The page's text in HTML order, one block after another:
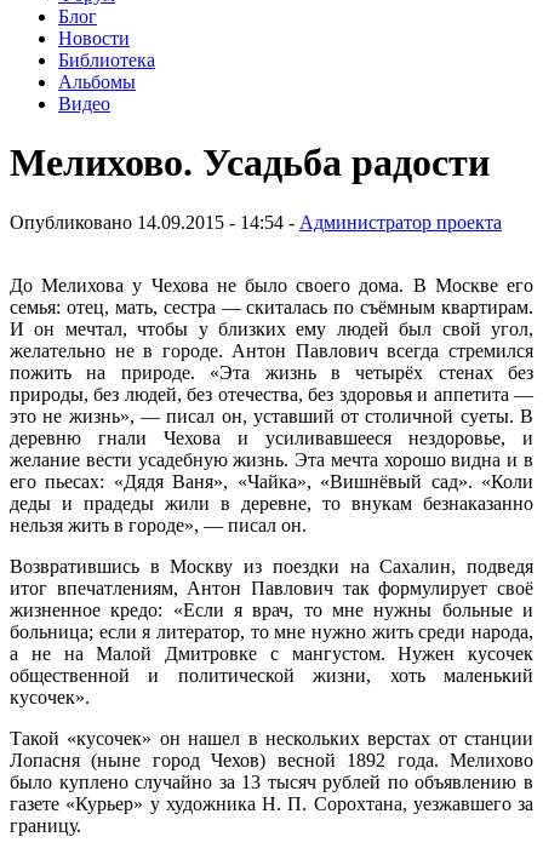
Блог
Новости
Библиотека
Альбомы
Видео
Мелихово. Усадьба радости
Опубликовано 14.09.2015 - 14:54 - Администратор проекта
До Мелихова у Чехова не было своего дома. В Москве его
семья: отец, мать, сестра — скиталась по съёмным квартирам.
И он мечтал, чтобы у близких ему людей был свой угол,
желательно не в городе. Антон Павлович всегда стремился
пожить на природе. «Эта жизнь в четырёх стенах без
природы, без людей, без отечества, без здоровья и аппетита —
это не жизнь», — писал он, уставший от столичной суеты. В
деревню гнали Чехова и усиливавшееся нездоровье, и
желание вести усадебную жизнь. Эта мечта хорошо видна и в
его пьесах: «Дядя Ваня», «Чайка», «Вишнёвый сад». «Коли
деды и прадеды жили в деревне, то внукам безнаказанно
нельзя жить в городе», — писал он.
Возвратившись в Москву из поездки на Сахалин, подведя
итог впечатлениям, Антон Павлович так формулирует своё
жизненное кредо: «Если я врач, то мне нужны больные и
больница; если я литератор, то мне нужно жить среди народа,
а не на Малой Дмитровке с мангустом. Нужен кусочек
общественной и политической жизни, хоть маленький
кусочек».
Такой «кусочек» он нашел в нескольких верстах от станции
Лопасня (ныне город Чехов) весной 1892 года. Мелихово
было куплено случайно за 13 тысяч рублей по объявлению в
газете «Курьер» у художника Н. П. Сорохтана, уезжавшего за
границу.